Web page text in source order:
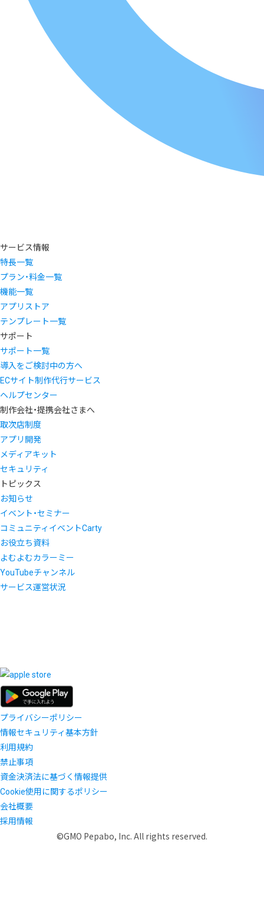
サービス情報
特長一覧
プラン・料金一覧
機能一覧
アプリストア
テンプレート一覧
サポート
サポート一覧
導入をご検討中の方へ
ECサイト制作代行サービス
ヘルプセンター
制作会社・提携会社さまへ
取次店制度
アプリ開発
メディアキット
セキュリティ
トピックス
お知らせ
イベント・セミナー
コミュニティイベントCarty
お役立ち資料
よむよむカラーミー
YouTubeチャンネル
サービス運営状況
プライバシーポリシー
情報セキュリティ基本方針
利用規約
禁止事項
資金決済法に基づく情報提供
Cookie使用に関するポリシー
会社概要
採用情報
©GMO Pepabo, Inc. All rights reserved.